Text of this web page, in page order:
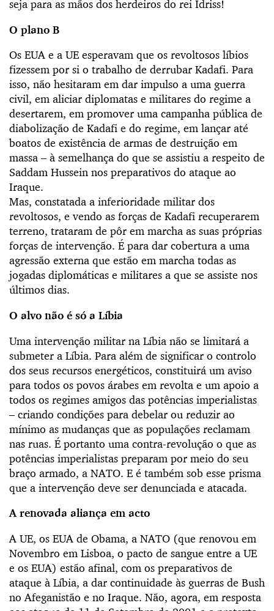
seja para as mãos dos herdeiros do rei Idriss!
O plano B
Os EUA e a UE esperavam que os revoltosos líbios
fizessem por si o trabalho de derrubar Kadafi. Para
isso, não hesitaram em dar impulso a uma guerra
civil, em aliciar diplomatas e militares do regime a
desertarem, em promover uma campanha pública de
diabolização de Kadafi e do regime, em lançar até
boatos de existência de armas de destruição em
massa – à semelhança do que se assistiu a respeito de
Saddam Hussein nos preparativos do ataque ao
Iraque.
Mas, constatada a inferioridade militar dos
revoltosos, e vendo as forças de Kadafi recuperarem
terreno, trataram de pôr em marcha as suas próprias
forças de intervenção. É para dar cobertura a uma
agressão externa que estão em marcha todas as
jogadas diplomáticas e militares a que se assiste nos
últimos dias.
O alvo não é só a Líbia
Uma intervenção militar na Líbia não se limitará a
submeter a Líbia. Para além de significar o controlo
dos seus recursos energéticos, constituirá um aviso
para todos os povos árabes em revolta e um apoio a
todos os regimes amigos das potências imperialistas
– criando condições para debelar ou reduzir ao
mínimo as mudanças que as populações reclamam
nas ruas. É portanto uma contra-revolução o que as
potências imperialistas preparam por meio do seu
braço armado, a NATO. E é também sob esse prisma
que a intervenção deve ser denunciada e atacada.
A renovada aliança em acto
A UE, os EUA de Obama, a NATO (que renovou em
Novembro em Lisboa, o pacto de sangue entre a UE
e os EUA) estão afinal, com os preparativos de
ataque à Líbia, a dar continuidade às guerras de Bush
no Afeganistão e no Iraque. Não, agora, em resposta